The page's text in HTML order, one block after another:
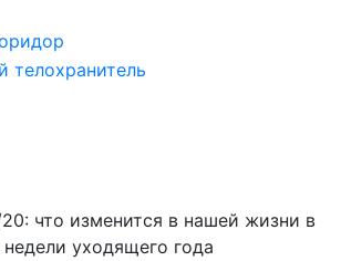
что изменится в нашей жизни в
уходящего года